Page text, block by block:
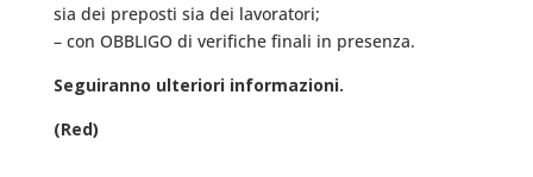
sia dei preposti sia dei lavoratori;
– con OBBLIGO di verifiche finali in presenza.
Seguiranno ulteriori informazioni.
(Red)